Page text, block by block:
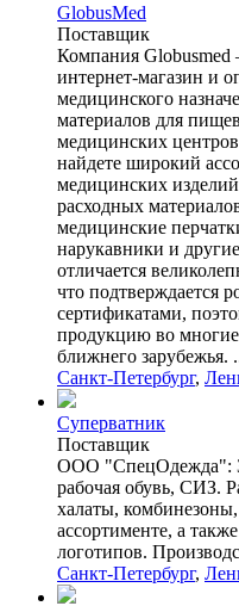
GlobusMed
Поставщик
Компания Globusmed
интернет-магазин и
медицинского
материалов для
медицинских
найдете широкий
медицинских
расходных
медицинские
нарукавники и
отличается
что подтверждается
сертификатами,
продукцию во
ближнего зарубежья.
Санкт-Петербург,
Суперватник
Поставщик
ООО "СпецОдежда":
рабочая обувь, СИЗ.
халаты,
ассортименте, а
логотипов.
Санкт-Петербург,